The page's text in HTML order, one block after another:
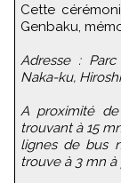
Cette
Genbaku,
Adresse :
Naka-ku,
A proximité
trouvant à 15
lignes de bus
trouve à 3 mn à